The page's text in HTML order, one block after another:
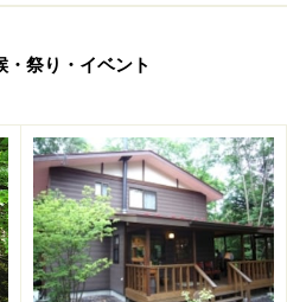
・祭り・イベント